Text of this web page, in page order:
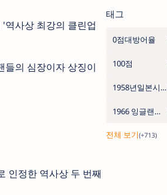
역사상 최강의 클린업
의 심장이자 상징이
인정한 역사상 두 번째
태그
0점대방어율
100점
1958년일본시리즈
1966 잉글랜드 월드컵